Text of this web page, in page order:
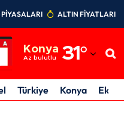
ALTIN FİYATLARI
Konya
Az bulutlu 31°
Adıyaman
Afyonkarahisar
Türkiye Konya